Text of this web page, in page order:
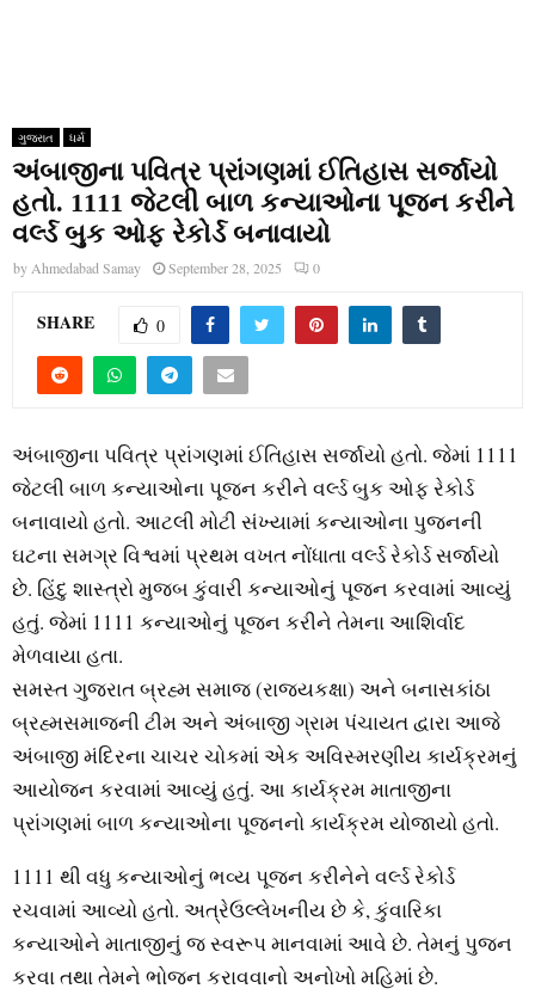
ગુજરાત ધર્મ
અંબાજીના પવિત્ર પ્રાંગણમાં ઈતિહાસ સર્જાયો
હતો. 1111 જેટલી બાળ કન્યાઓના પૂજન કરીને
વર્લ્ડ બુક ઓફ રેકોર્ડ બનાવાયો
by Ahmedabad Samay September 28, 2025 0
SHARE 0
અંબાજીના પવિત્ર પ્રાંગણમાં ઈતિહાસ સર્જાયો હતો. જેમાં 1111
જેટલી બાળ કન્યાઓના પૂજન કરીને વર્લ્ડ બુક ઓફ રેકોર્ડ
બનાવાયો હતો. આટલી મોટી સંખ્યામાં કન્યાઓના પુજનની
ઘટના સમગ્ર વિશ્વમાં પ્રથમ વખત નોંધાતા વર્લ્ડ રેકોર્ડ સર્જાયો
છે. હિંદુ શાસ્ત્રો મુજબ કુંવારી કન્યાઓનું પૂજન કરવામાં આવ્યું
હતું. જેમાં 1111 કન્યાઓનું પૂજન કરીને તેમના આશિર્વાદ
મેળવાયા હતા.
સમસ્ત ગુજરાત બ્રહ્મ સમાજ (રાજ્યકક્ષા) અને બનાસકાંઠા
બ્રહ્મસમાજની ટીમ અને અંબાજી ગ્રામ પંચાયત દ્વારા આજે
અંબાજી મંદિરના ચાચર ચોકમાં એક અવિસ્મરણીય કાર્યક્રમનું
આયોજન કરવામાં આવ્યું હતું. આ કાર્યક્રમ માતાજીના
પ્રાંગણમાં બાળ કન્યાઓના પૂજનનો કાર્યક્રમ યોજાયો હતો.
1111 થી વધુ કન્યાઓનું ભવ્ય પૂજન કરીનેને વર્લ્ડ રેકોર્ડ
રચવામાં આવ્યો હતો. અત્રેઉલ્લેખનીય છે કે, કુંવારિકા
કન્યાઓને માતાજીનું જ સ્વરૂપ માનવામાં આવે છે. તેમનું પુજન
કરવા તથા તેમને ભોજન કરાવવાનો અનોખો મહિમાં છે.